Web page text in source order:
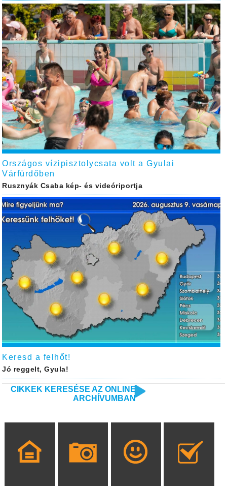
Országos vízipisztolycsata volt a Gyulai
Várfürdőben
Rusznyák Csaba kép- és videóriportja
Keresd a felhőt!
Jó reggelt, Gyula!
CIKKEK KERESÉSE AZ ONLINE
ARCHÍVUMBAN